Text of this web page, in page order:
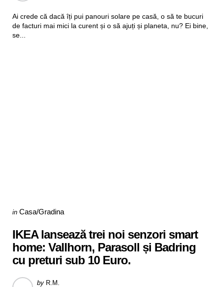
Ai crede că dacă îți pui panouri solare pe casă, o să te bucuri
de facturi mai mici la curent și o să ajuți și planeta, nu? Ei bine,
se...
Categories
Posted
in Casa/Gradina
IKEA lansează trei noi senzori smart
home: Vallhorn, Parasoll și Badring
cu preturi sub 10 Euro.
Posted
by R.M.